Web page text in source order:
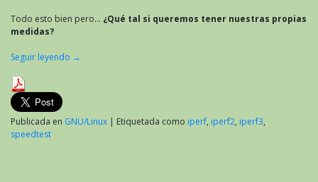
Todo esto bien pero… ¿Qué tal si queremos tener nuestras propias
medidas?
Seguir leyendo →
Publicada en GNU/Linux | Etiquetada como iperf, iperf2, iperf3,
speedtest